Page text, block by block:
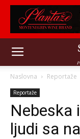
Naslovna Reportaže
Reportaže
Nebeska
ljudi sa